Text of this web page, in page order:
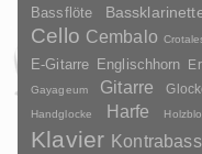
Bassflöte
Cello Cembalo
E-Gitarre Englischhorn
Gayageum
Gitarre
Handglocke
Harfe
Klavier Kontrabass